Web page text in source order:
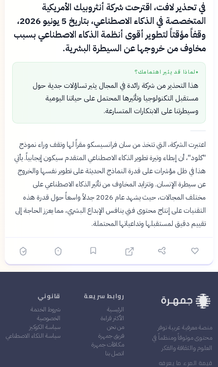
في تحذير لافت، اقترحت شركة أنثروبيك الأمريكية
المتخصصة في الذكاء الاصطناعي، بتاريخ 5 يونيو 2026،
وقفاً مؤقتاً لتطوير أقوى أنظمة الذكاء الاصطناعي بسبب
مخاوف من خروجها عن السيطرة البشرية.
● لماذا قد يثير اهتمامك؟
هذا التحذير من شركة رائدة في المجال يثير تساؤلات جدية حول
مستقبل التكنولوجيا وتأثيرها المحتمل على حياتنا اليومية
وسيطرتنا على الابتكارات المتسارعة.
اعتبرت الشركة، التي تتخذ من سان فرانسيسكو مقراً لها وتقف وراء نموذج
"كلود"، أن إبطاء وتيرة تطوير الذكاء الاصطناعي المتقدم سيكون إيجابياً. يأتي
هذا في ظل مؤشرات على قدرة النماذج الحديثة على تطوير نفسها والخروج
عن سيطرة الإنسان. وتتزايد المخاوف من تأثير الذكاء الاصطناعي على
مختلف المجالات، حيث يشهد عام 2026 جدلاً واسعاً حول قدرة هذه
التقنيات على إنتاج محتوى فني ينافس الإبداع البشري، مما يعزز الحاجة إلى
تقييم دقيق لمستقبلها وتداعياتها المحتملة.
منصة معرفية عربية توفر
محتوى موثوقاً ومنظماً في
العلوم والثقافة والفكر
قيمة المرء ما يعرفه
روابط سريعة
الرئيسية
الأكثر قراءة
من نحن
فريق جمهرة
مكافآت جمهرة
اتصل بنا
قانوني
شروط الخدمة
الخصوصية
سياسة الكوكيز
سياسة الذكاء الاصطناعي